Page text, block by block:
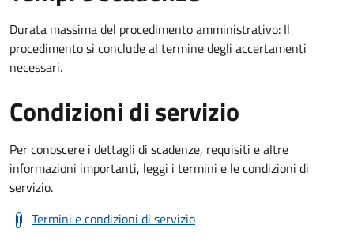
Durata massima del procedimento amministrativo: Il
procedimento si conclude al termine degli accertamenti
necessari.
Condizioni di servizio
Per conoscere i dettagli di scadenze, requisiti e altre
informazioni importanti, leggi i termini e le condizioni di
servizio.
Termini e condizioni di servizio